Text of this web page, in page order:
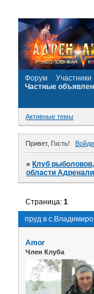
Форум Участники
Частные
Активные темы
Привет, Гость!
»Клуб
области
пруд в
Страница:1
Amor
Член Клуба